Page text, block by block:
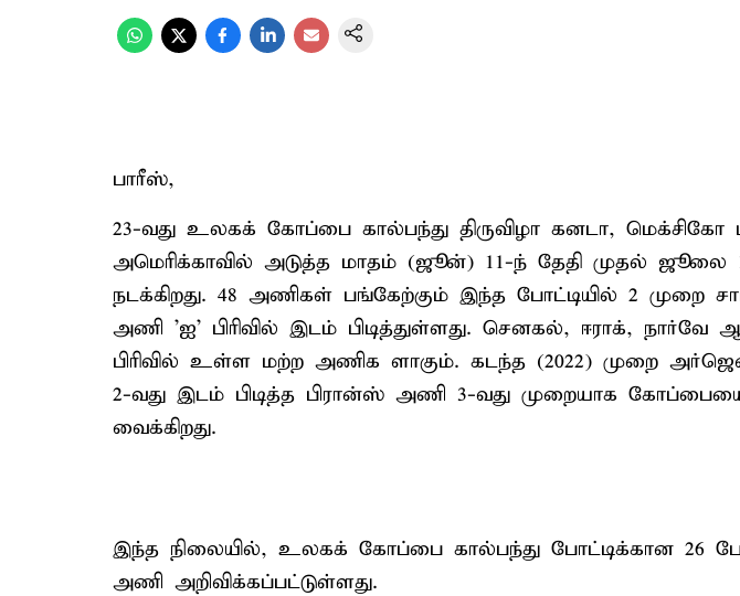
பாரீஸ்,
23-வது உலகக் கோப்பை கால்பந்து திருவிழா கனடா, மெக்சிகோ
அமெரிக்காவில் அடுத்த மாதம் (ஜூன்) 11-ந் தேதி முதல் ஜூலை
நடக்கிறது. 48 அணிகள் பங்கேற்கும் இந்த போட்டியில் 2 முறை
அணி 'ஐ' பிரிவில் இடம் பிடித்துள்ளது. செனகல், ஈராக்,
பிரிவில் உள்ள மற்ற அணிக ளாகும். கடந்த (2022) முறை
2-வது இடம் பிடித்த பிரான்ஸ் அணி 3-வது முறையாக
வைக்கிறது.
இந்த நிலையில், உலகக் கோப்பை கால்பந்து போட்டிக்கான 26
அணி அறிவிக்கப்பட்டுள்ளது.